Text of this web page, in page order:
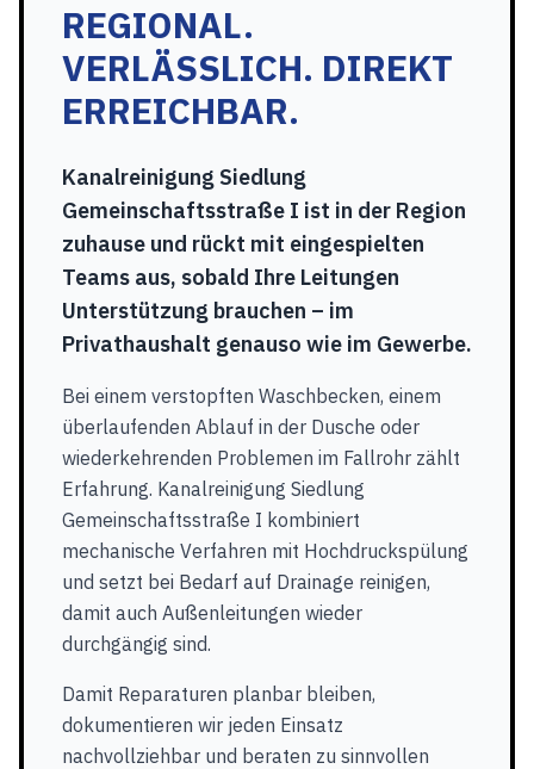
REGIONAL.
VERLÄSSLICH. DIREKT
ERREICHBAR.
Kanalreinigung Siedlung
Gemeinschaftsstraße I ist in der Region
zuhause und rückt mit eingespielten
Teams aus, sobald Ihre Leitungen
Unterstützung brauchen – im
Privathaushalt genauso wie im Gewerbe.
Bei einem verstopften Waschbecken, einem
überlaufenden Ablauf in der Dusche oder
wiederkehrenden Problemen im Fallrohr zählt
Erfahrung. Kanalreinigung Siedlung
Gemeinschaftsstraße I kombiniert
mechanische Verfahren mit Hochdruckspülung
und setzt bei Bedarf auf Drainage reinigen,
damit auch Außenleitungen wieder
durchgängig sind.
Damit Reparaturen planbar bleiben,
dokumentieren wir jeden Einsatz
nachvollziehbar und beraten zu sinnvollen